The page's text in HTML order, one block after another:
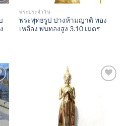
พระประจำวัน
พระพุทธรูป ปางห้ามญาติ ทอง
เหลือง พ่นทองสูง 3.10 เมตร